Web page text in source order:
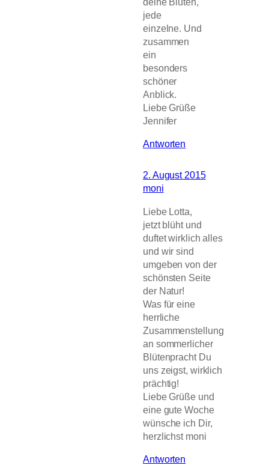
jede
einzelne. Und
zusammen
ein
besonders
schöner
Anblick.
Liebe Grüße
Jennifer
Antworten
2. August 2015
moni
Liebe Lotta,
jetzt blüht und
duftet wirklich alles
und wir sind
umgeben von der
schönsten Seite
der Natur!
Was für eine
herrliche
Zusammenstellung
an sommerlicher
Blütenpracht Du
uns zeigst, wirklich
prächtig!
Liebe Grüße und
eine gute Woche
wünsche ich Dir,
herzlichst moni
Antworten